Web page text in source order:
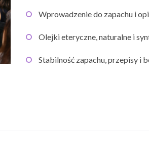
Wprowadzenie do zapachu i
Olejki eteryczne, naturalne i
Stabilność zapachu, przepisy i